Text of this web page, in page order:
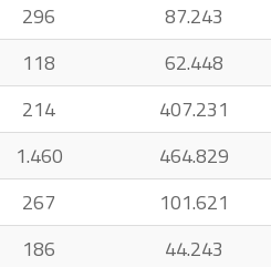
296
87.243
118
62.448
214
407.231
1.460
464.829
267
101.621
186
44.243